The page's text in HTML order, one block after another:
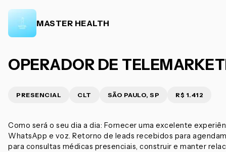
MASTER HEALTH
OPERADOR DE
PRESENCIAL CLT SÃO PAULO, SP R$ 1.412
Como será o seu dia a dia: Fornecer uma excelente
WhatsApp e voz. Retorno de leads recebidos para
para consultas médicas presenciais, construir e manter